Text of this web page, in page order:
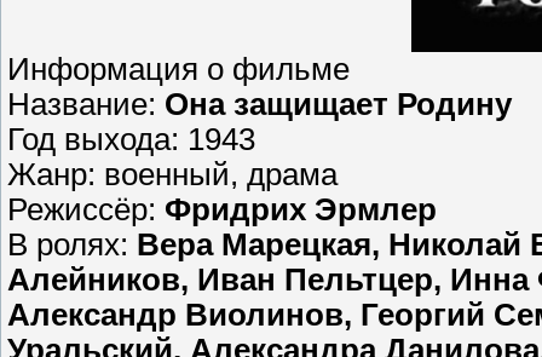
Информация о фильме
Название: Она защищает Родину
Год выхода: 1943
Жанр: военный, драма
Режиссёр: Фридрих Эрмлер
В ролях: Вера Марецкая,
Алейников, Иван Пельтцер,
Александр Виолинов, Георгий
Уральский, Александра